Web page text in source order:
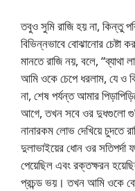
তবুও সুমি রাজি হয় না, কিন্তু
বিভিন্নভাবে বোঝানোর চেষ্টা
মানতে রাজি নয়, বলে, “ব্যাথা
আমি ওকে চেপে ধরলাম, যে ও
না, শেষ পর্যন্ত আমার
আগে, তখন সবে ওর দুধগুলো
নানারকম লোভ দেখিয়ে চুদতে
দুলাভাইয়ের ধোন ওর সতিপর্দা
পেয়েছিল এবং রক্তক্ষরন
প্রচন্ড ভয়। তখন আমি ওকে